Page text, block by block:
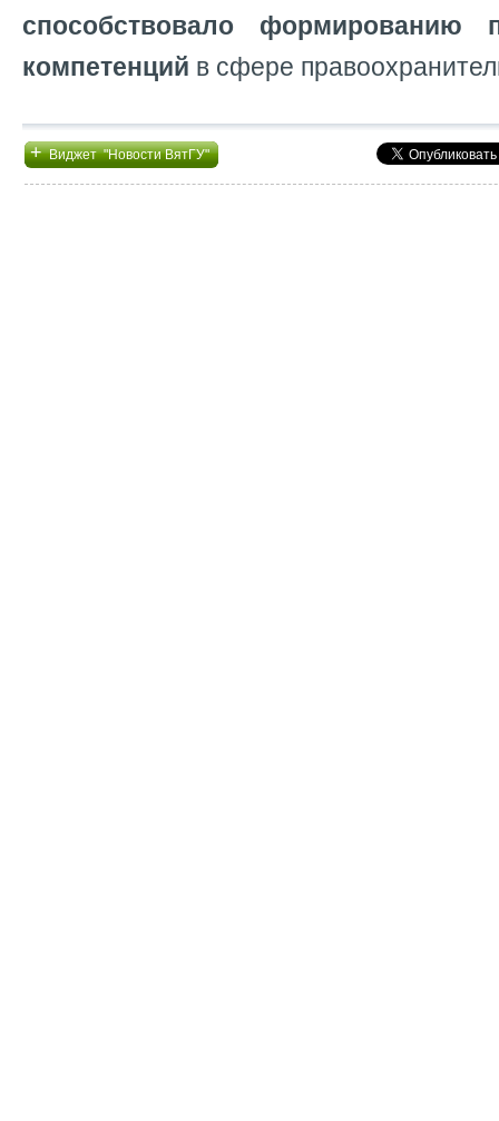
способствовало
формированию
компетенций в сфере
+Виджет "Новости ВятГУ"